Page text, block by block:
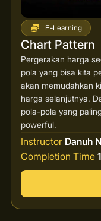
E-Learning
Chart Pattern
Pergerakan harga
pola yang bisa kita
akan memudahkan
harga selanjutnya.
pola-pola yang
powerful.
Instructor Danuh
Completion Time